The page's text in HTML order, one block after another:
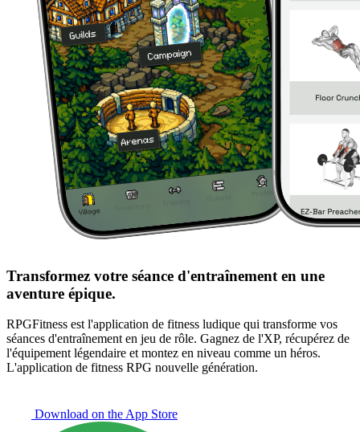
Transformez votre séance d'entraînement en une
aventure épique.
RPGFitness est l'application de fitness ludique qui transforme vos
séances d'entraînement en jeu de rôle. Gagnez de l'XP, récupérez de
l'équipement légendaire et montez en niveau comme un héros.
L'application de fitness RPG nouvelle génération.
Download on theApp Store